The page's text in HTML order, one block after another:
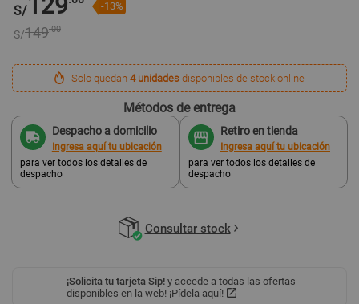
S/ -13%
S/149.00
Solo quedan4 unidades disponibles de stock online
Métodos de entrega
Despacho a domicilio
Ingresa aquí tu ubicación
para ver todos los detalles de
despacho
Retiro en tienda
Ingresa aquí tu ubicación
para ver todos los detalles de
despacho
Consultar stock
¡Solicita tu tarjeta Sip! y accede a todas las ofertas
disponibles en la web! ¡Pídela aquí!